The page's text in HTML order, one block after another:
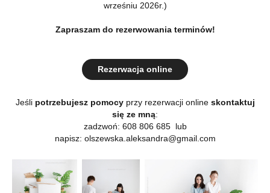
wrześniu 2026r.)
Zapraszam do rezerwowania terminów!
Rezerwacja online
Jeśli potrzebujesz pomocyprzy rezerwacji online skontaktuj
się ze mną:
zadzwoń: 608 806 685 lub
napisz: olszewska.aleksandra@gmail.com